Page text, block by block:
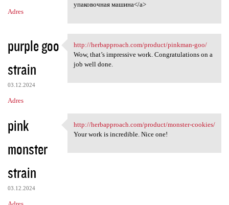
Adres
упаковочная машина</a>
purple goo
strain
03.12.2024
Adres
http://herbapproach.com
http://herbapproach.com/product/pinkman-goo/
Wow, that’s impressive work. Congratulations on a
job well done.
pink
monster
strain
03.12.2024
http://herbapproach.com
http://herbapproach.com/product/monster-cookies/
Your work is incredible. Nice one!